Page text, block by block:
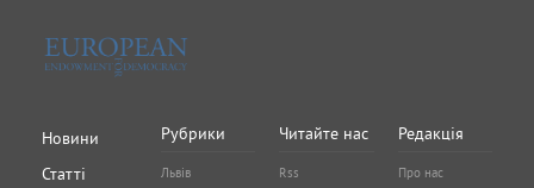
Новини
Статті
Рубрики
Львів
Читайте нас
Rss
Редакція
Про нас